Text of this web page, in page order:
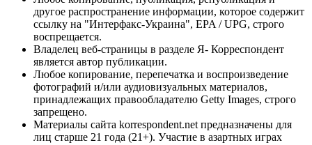
другое распространение информации, которое содержит
ссылку на "Интерфакс-Украина", EPA / UPG, строго
воспрещается.
Владелец веб-страницы в разделе Я- Корреспондент
является автор публикации.
Любое копирование, перепечатка и воспроизведение
фотографий и/или аудиовизуальных материалов,
принадлежащих правообладателю Getty Images, строго
запрещено.
Материалы сайта korrespondent.net предназначены для
лиц старше 21 года (21+). Участие в азартных играх